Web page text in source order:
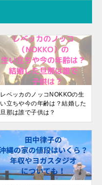
レベッカのノッコNOKKOの生
い立ちや今の年齢は？結婚した
旦那は誰で子供は？